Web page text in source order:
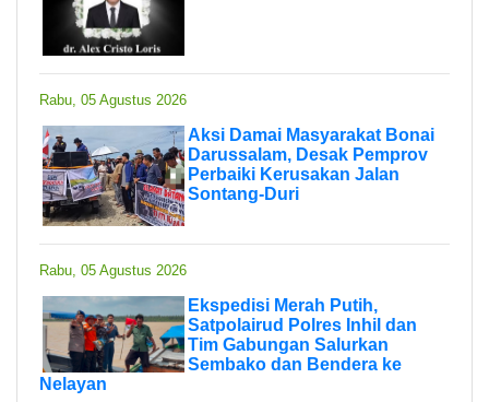
Rabu, 05 Agustus 2026
Aksi Damai Masyarakat Bonai
Darussalam, Desak Pemprov
Perbaiki Kerusakan Jalan
Sontang-Duri
Rabu, 05 Agustus 2026
Ekspedisi Merah Putih,
Satpolairud Polres Inhil dan
Tim Gabungan Salurkan
Sembako dan Bendera ke
Nelayan